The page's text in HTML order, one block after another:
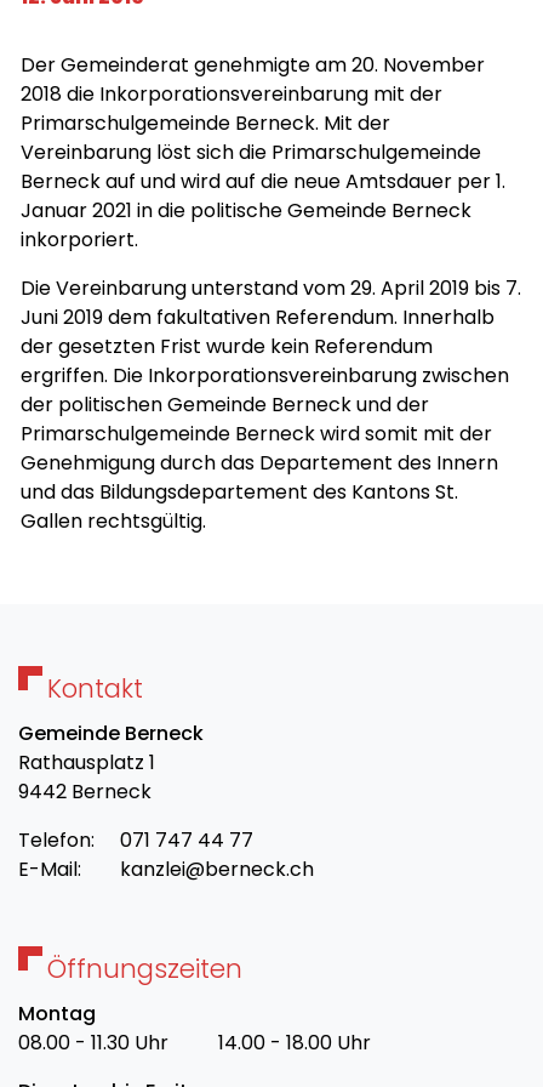
Der Gemeinderat genehmigte am 20. November
2018 die Inkorporationsvereinbarung mit der
Primarschulgemeinde Berneck. Mit der
Vereinbarung löst sich die Primarschulgemeinde
Berneck auf und wird auf die neue Amtsdauer per 1.
Januar 2021 in die politische Gemeinde Berneck
inkorporiert.
Die Vereinbarung unterstand vom 29. April 2019 bis 7.
Juni 2019 dem fakultativen Referendum. Innerhalb
der gesetzten Frist wurde kein Referendum
ergriffen. Die Inkorporationsvereinbarung zwischen
der politischen Gemeinde Berneck und der
Primarschulgemeinde Berneck wird somit mit der
Genehmigung durch das Departement des Innern
und das Bildungsdepartement des Kantons St.
Gallen rechtsgültig.
Kontakt
Gemeinde Berneck
Rathausplatz 1
9442 Berneck
Telefon:
071 747 44 77
E-Mail:
kanzlei@berneck.ch
Öffnungszeiten
Montag
08.00 - 11.30 Uhr
14.00 - 18.00 Uhr